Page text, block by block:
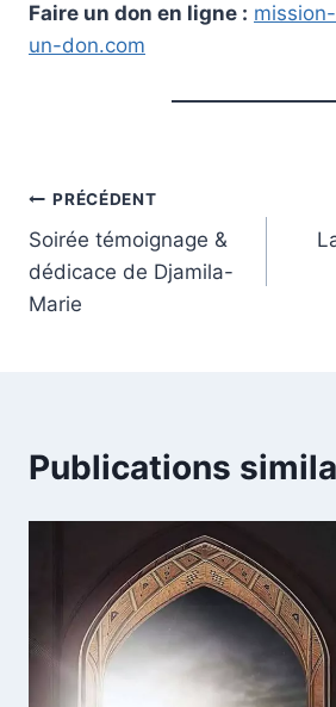
Faire un don en ligne :
un-don.com
Navigation
de
l’article
PRÉCÉDENT
Soirée témoignage &
dédicace de Djamila-
Marie
Publications